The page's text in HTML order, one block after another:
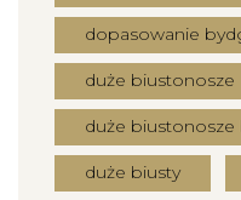
dopasowanie
duże biustonosze
duże biustonosze
duże biusty